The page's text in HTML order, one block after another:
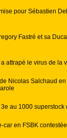
pour Sébastien
Fastré et sa
attrapé le virus de la
Nicolas Salchaud
au 1000 superstock
car en FSBK contestée